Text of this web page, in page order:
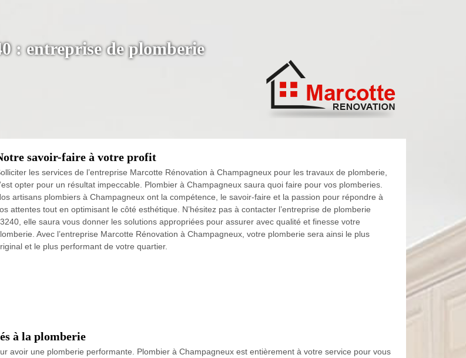
: entreprise de plomberie
savoir-faire à votre profit
les services de l’entreprise Marcotte Rénovation à Champagneux pour les travaux de plomberie,
opter pour un résultat impeccable. Plombier à Champagneux saura quoi faire pour vos plomberies.
artisans plombiers à Champagneux ont la compétence, le savoir-faire et la passion pour répondre à
attentes tout en optimisant le côté esthétique. N’hésitez pas à contacter l’entreprise de plomberie
elle saura vous donner les solutions appropriées pour assurer avec qualité et finesse votre
Avec l’entreprise Marcotte Rénovation à Champagneux, votre plomberie sera ainsi le plus
et le plus performant de votre quartier.
à la plomberie
avoir une plomberie performante. Plombier à Champagneux est entièrement à votre service pour vous